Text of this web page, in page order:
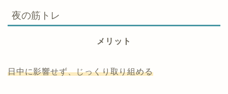
夜の筋トレ
メリット
日中に影響せず、じっくり取り組める